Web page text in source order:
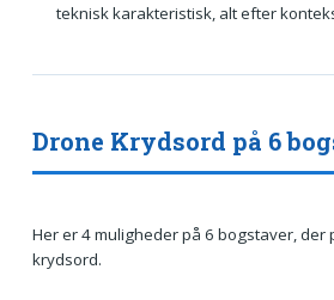
teknisk karakteristisk, alt efter
Drone Krydsord på 6
Her er 4 muligheder på 6 bogstaver, der
krydsord.